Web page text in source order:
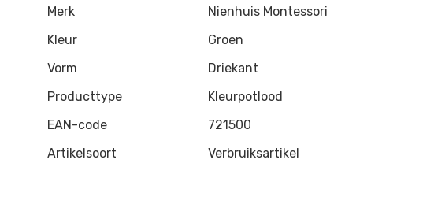
Merk
Nienhuis Montessori
Kleur
Groen
Vorm
Driekant
Producttype
Kleurpotlood
EAN-code
721500
Artikelsoort
Verbruiksartikel